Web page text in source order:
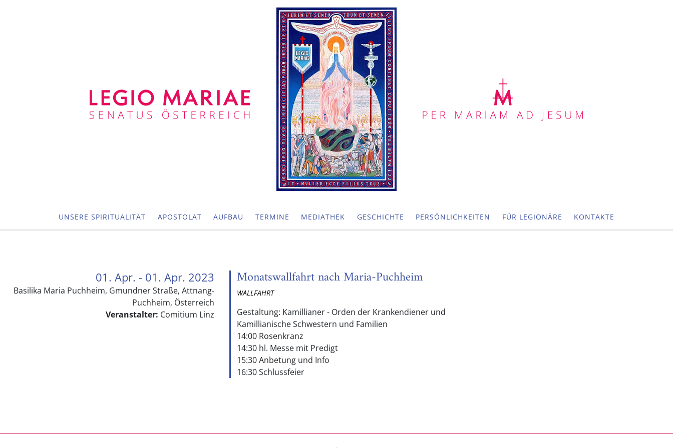
UNSERE SPIRITUALITÄT APOSTOLAT AUFBAU TERMINE MEDIATHEK GESCHICHTE PERSÖNLICHKEITEN FÜR LEGIONÄRE KONTAKTE
01. Apr. - 01. Apr. 2023
Basilika Maria Puchheim, Gmundner Straße, Attnang-
Puchheim, Österreich
Veranstalter: Comitium Linz
Monatswallfahrt nach Maria-Puchheim
WALLFAHRT
Gestaltung: Kamillianer - Orden der Krankendiener und
Kamillianische Schwestern und Familien
14:00 Rosenkranz
14:30 hl. Messe mit Predigt
15:30 Anbetung und Info
16:30 Schlussfeier